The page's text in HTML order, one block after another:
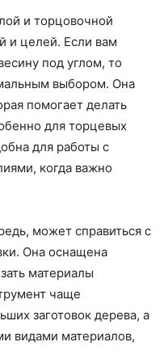
и торцовочной
и целей. Если вам
под углом, то
выбором. Она
помогает делать
для торцевых
для работы с
когда важно
может справиться с
Она оснащена
материалы
чаще
заготовок дерева, а
видами материалов,